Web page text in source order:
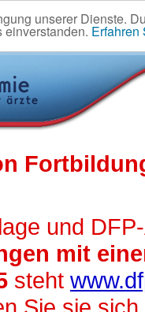
unserer Dienste.
einverstanden. Erfahren
und
mit
steht